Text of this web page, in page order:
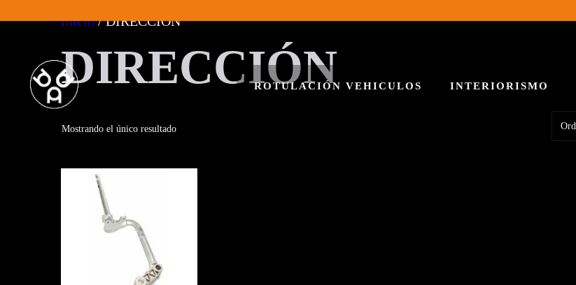
ROTULACIÓN VEHICULOS INTERIORISMO
Inicio/ DIRECCIÓN
DIRECCIÓN
Mostrando el único resultado